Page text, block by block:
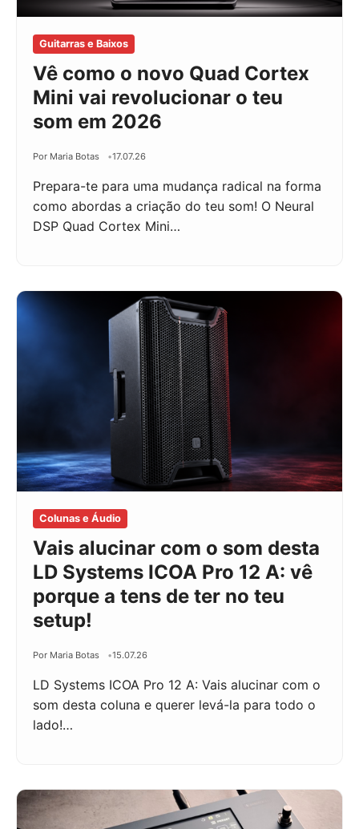
Guitarras e Baixos
Vê como o novo Quad Cortex
Mini vai revolucionar o teu
som em 2026
Por Maria Botas 17.07.26
Prepara-te para uma mudança radical na forma
como abordas a criação do teu som! O Neural
DSP Quad Cortex Mini…
Colunas e Áudio
Vais alucinar com o som desta
LD Systems ICOA Pro 12 A: vê
porque a tens de ter no teu
setup!
Por Maria Botas 15.07.26
LD Systems ICOA Pro 12 A: Vais alucinar com o
som desta coluna e querer levá-la para todo o
lado!…